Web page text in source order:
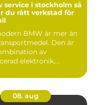
service i stockholm så
du rätt verkstad för
BMW är mer än
Den är
av
elektronik,
08. aug